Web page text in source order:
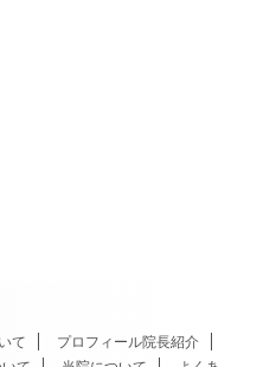
ど 様々な不調を示す原因
て
プロフィール院長紹介